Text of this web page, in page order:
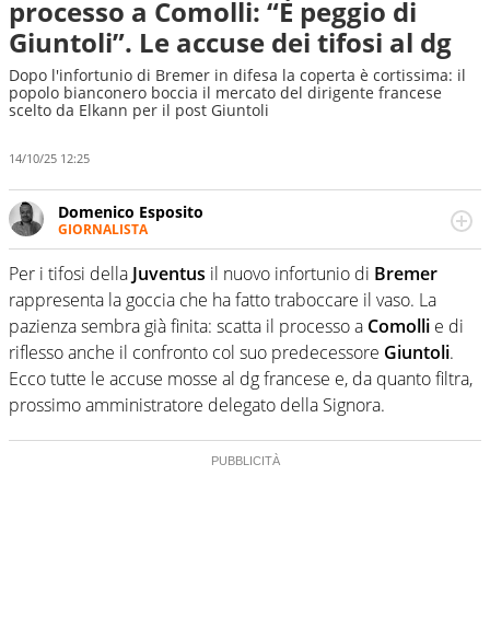
processo a Comolli: “È peggio di
Giuntoli”. Le accuse dei tifosi al dg
Dopo l'infortunio di Bremer in difesa la coperta è cortissima: il
popolo bianconero boccia il mercato del dirigente francese
scelto da Elkann per il post Giuntoli
14/10/25 12:25
Domenico Esposito
GIORNALISTA
Da vent’anni in campo e sul campo per vivere ogni evento
in tutte le sue sfaccettature. Passione smisurata per il
calcio e per la sfera di cuoio. Il pallone è una cosa
serissima, guai a dirgli di no
Per i tifosi della Juventus il nuovo infortunio di Bremer
rappresenta la goccia che ha fatto traboccare il vaso. La
pazienza sembra già finita: scatta il processo a Comolli e di
riflesso anche il confronto col suo predecessore Giuntoli.
Ecco tutte le accuse mosse al dg francese e, da quanto filtra,
prossimo amministratore delegato della Signora.